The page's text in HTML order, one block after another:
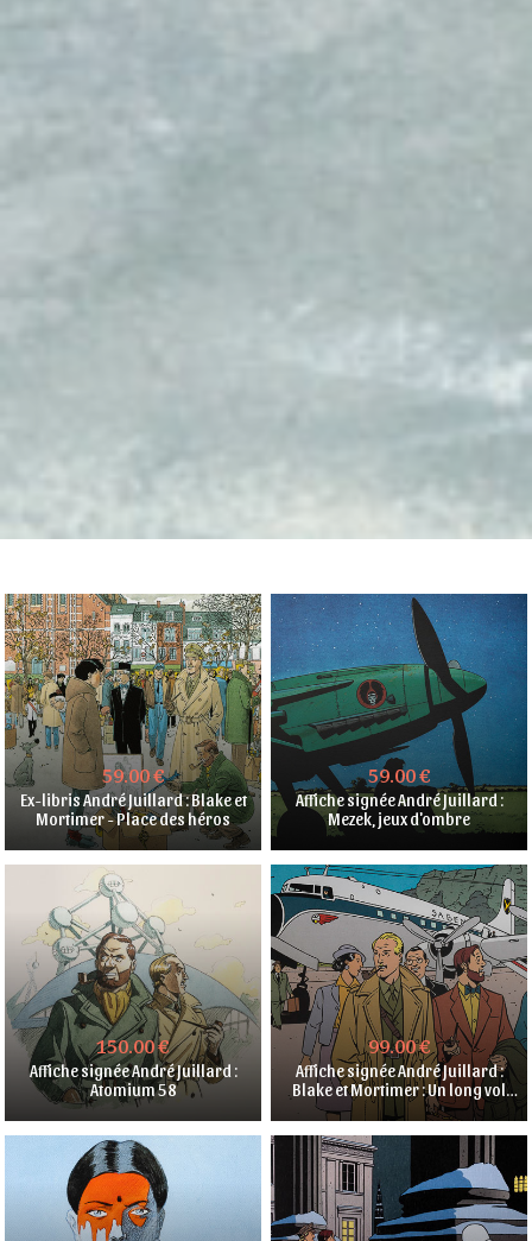
59.00 €
Ex-libris André Juillard : Blake et
Mortimer - Place des héros
59.00 €
Affiche signée André Juillard :
Mezek, jeux d'ombre
150.00 €
Affiche signée André Juillard :
Atomium 58
99.00 €
Affiche signée André Juillard :
Blake et Mortimer : Un long vol
sans histoire